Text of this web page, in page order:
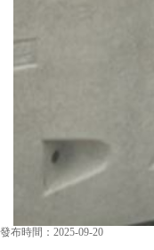
發布時間：2025-09-20